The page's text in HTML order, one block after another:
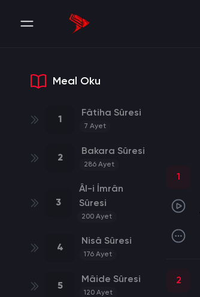
Meal Oku
1
Fâtiha Sûresi
7 Ayet
2
Bakara Sûresi
286 Ayet
3
Âl-i İmrân
Sûresi
200Ayet
4
Nisâ Sûresi
176 Ayet
5
Mâide Sûresi
120 Ayet
1
2